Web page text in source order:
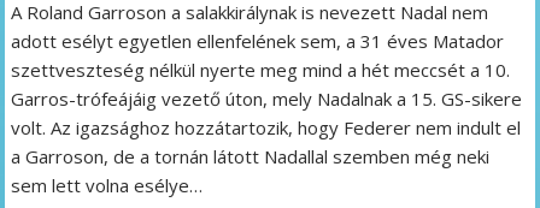
A Roland Garroson a salakkirálynak is nevezett Nadal nem
adott esélyt egyetlen ellenfelének sem, a 31 éves Matador
szettveszteség nélkül nyerte meg mind a hét meccsét a 10.
Garros-trófeájáig vezető úton, mely Nadalnak a 15. GS-sikere
volt. Az igazsághoz hozzátartozik, hogy Federer nem indult el
a Garroson, de a tornán látott Nadallal szemben még neki
sem lett volna esélye…